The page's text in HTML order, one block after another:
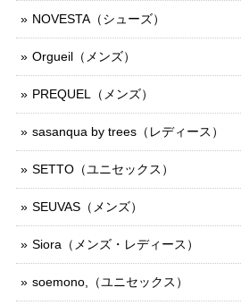
NOVESTA（シューズ）
Orgueil（メンズ）
PREQUEL（メンズ）
sasanqua by trees（レディース）
SETTO（ユニセックス）
SEUVAS（メンズ）
Siora（メンズ・レディース）
soemono,（ユニセックス）